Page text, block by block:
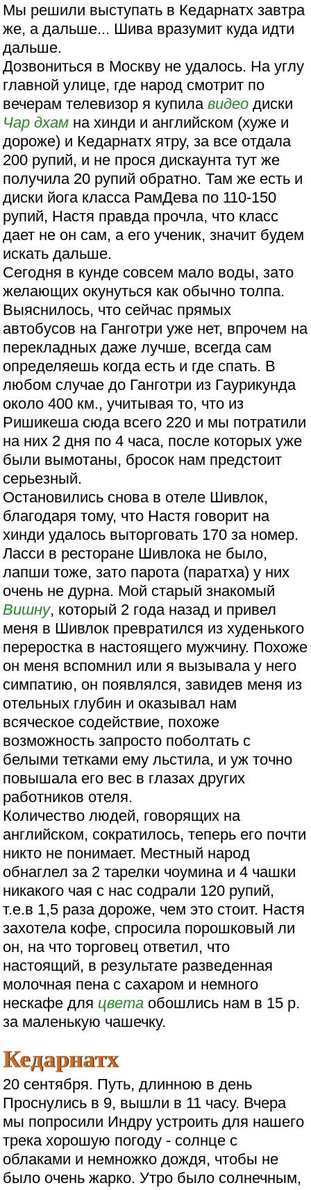
Мы решили выступать в Кедарнатх завтра
же, а дальше... Шива вразумит куда идти
дальше.
Дозвониться в Москву не удалось. На углу
главной улице, где народ смотрит по
вечерам телевизор я купилавидео диски
Чар дхам на хинди и английском (хуже и
дороже) и Кедарнатх ятру, за все отдала
200 рупий, и не прося дискаунта тут же
получила 20 рупий обратно. Там же есть и
диски йога класса РамДева по 110-150
рупий, Настя правда прочла, что класс
дает не он сам, а его ученик, значит будем
искать дальше.
Сегодня в кунде совсем мало воды, зато
желающих окунуться как обычно толпа.
Выяснилось, что сейчас прямых
автобусов на Ганготри уже нет, впрочем на
перекладных даже лучше, всегда сам
определяешь когда есть и где спать. В
любом случае до Ганготри из Гаурикунда
около 400 км., учитывая то, что из
Ришикеша сюда всего 220 и мы потратили
на них 2 дня по 4 часа, после которых уже
были вымотаны, бросок нам предстоит
серьезный.
Остановились снова в отеле Шивлок,
благодаря тому, что Настя говорит на
хинди удалось выторговать 170 за номер.
Ласси в ресторане Шивлока не было,
лапши тоже, зато парота (паратха) у них
очень не дурна. Мой старый знакомый
Вишну, который 2 года назад и привел
меня в Шивлок превратился из худенького
переростка в настоящего мужчину. Похоже
он меня вспомнил или я вызывала у него
симпатию, он появлялся, завидев меня из
отельных глубин и оказывал нам
всяческое содействие, похоже
возможность запросто поболтать с
белыми тетками ему льстила, и уж точно
повышала его вес в глазах других
работников отеля.
Количество людей, говорящих на
английском, сократилось, теперь его почти
никто не понимает. Местный народ
обнаглел за 2 тарелки чоумина и 4 чашки
никакого чая с нас содрали 120 рупий,
т.е.в 1,5 раза дороже, чем это стоит. Настя
захотела кофе, спросила порошковый ли
он, на что торговец ответил, что
настоящий, в результате разведенная
молочная пена с сахаром и немного
нескафе для цвета обошлись нам в 15 р.
за маленькую чашечку.
Кедарнатх
20 сентября. Путь, длинною в день
Проснулись в 9, вышли в 11 часу. Вчера
мы попросили Индру устроить для нашего
трека хорошую погоду - солнце с
облаками и немножко дождя, чтобы не
было очень жарко. Утро было солнечным,